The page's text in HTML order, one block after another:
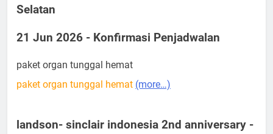
Selatan
21 Jun 2026 - Konfirmasi Penjadwalan
paket organ tunggal hemat
paket organ tunggal hemat (more…)
landson- sinclair indonesia 2nd anniversary -